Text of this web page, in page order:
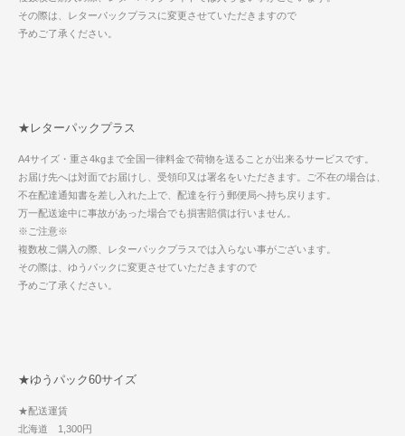
その際は、レターパックプラスに変更させていただきますので
予めご了承ください。
★レターパックプラス
A4サイズ・重さ4kgまで全国一律料金で荷物を送ることが出来るサービスです。
お届け先へは対面でお届けし、受領印又は署名をいただきます。ご不在の場合は、
不在配達通知書を差し入れた上で、配達を行う郵便局へ持ち戻ります。
万一配送途中に事故があった場合でも損害賠償は行いません。
※ご注意※
複数枚ご購入の際、レターパックプラスでは入らない事がございます。
その際は、ゆうパックに変更させていただきますので
予めご了承ください。
★ゆうパック60サイズ
★配送運賃
北海道 1,300円